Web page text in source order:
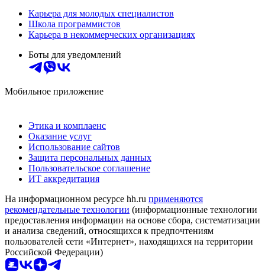
Карьера для молодых специалистов
Школа программистов
Карьера в некоммерческих организациях
Боты для уведомлений
Мобильное приложение
Этика и комплаенс
Оказание услуг
Использование сайтов
Защита персональных данных
Пользовательское соглашение
ИТ аккредитация
На информационном ресурсе hh.ru применяются
рекомендательные технологии (информационные технологии
предоставления информации на основе сбора, систематизации
и анализа сведений, относящихся к предпочтениям
пользователей сети «Интернет», находящихся на территории
Российской Федерации)